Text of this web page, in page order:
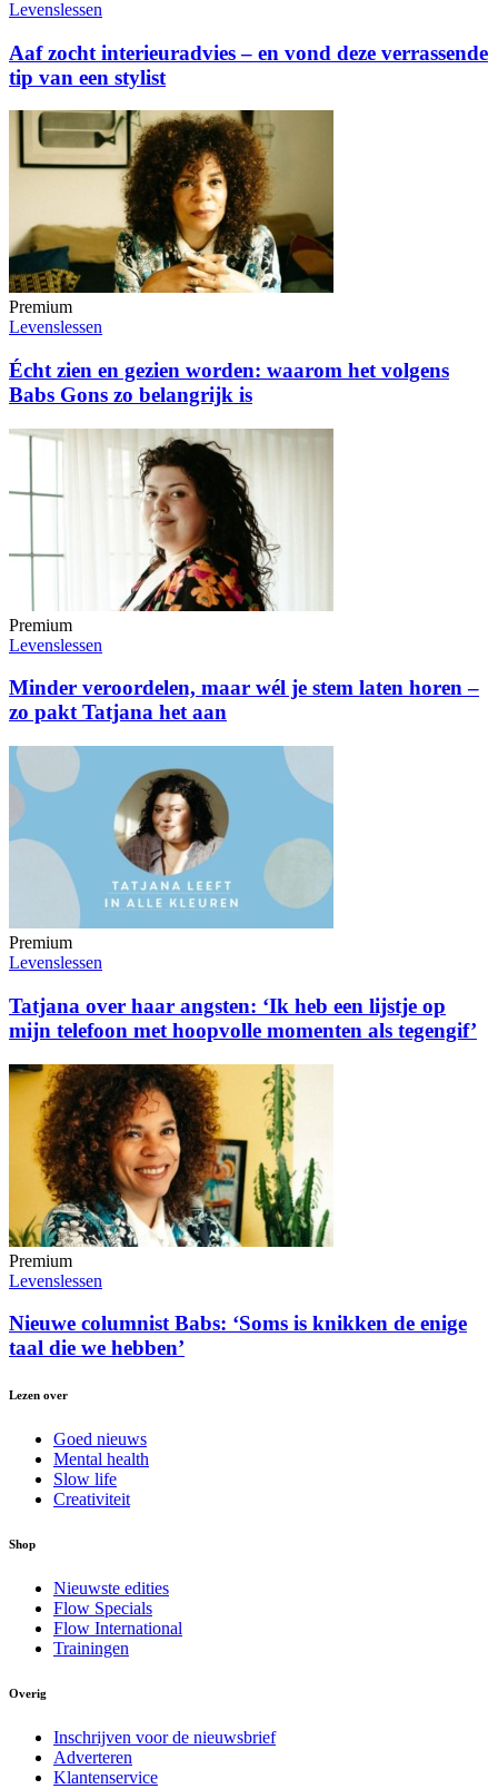
Levenslessen
Aaf zocht interieuradvies – en vond deze verrassende
tip van een stylist
Premium
Levenslessen
Écht zien en gezien worden: waarom het volgens
Babs Gons zo belangrijk is
Premium
Levenslessen
Minder veroordelen, maar wél je stem laten horen –
zo pakt Tatjana het aan
Premium
Levenslessen
Tatjana over haar angsten: ‘Ik heb een lijstje op
mijn telefoon met hoopvolle momenten als tegengif’
Premium
Levenslessen
Nieuwe columnist Babs: ‘Soms is knikken de enige
taal die we hebben’
Lezen over
Goed nieuws
Mental health
Slow life
Creativiteit
Shop
Nieuwste edities
Flow Specials
Flow International
Trainingen
Overig
Inschrijven voor de nieuwsbrief
Adverteren
Klantenservice